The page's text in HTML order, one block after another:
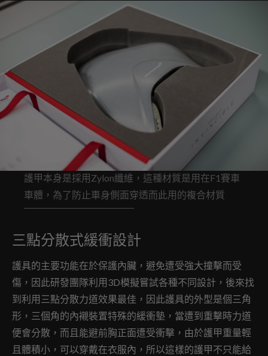
護甲本身是採用Zylon纖維，這種材質是用在F1賽車
車體，為了防止車身側面穿透而此用的複合材質
三點分散式緩衝設計
護具的主要功能在於保護內臟，避免遭受強大撞擊而受
傷，因此研發團隊利用3D模擬嘗試各種不同設計，後來找
到利用三點分散力道效果最佳，因此護具的外型是個三角
形，三個角的內襯裝置特殊的緩衝墊，當遭到重擊時力道
便會分散，而且能避前胸正面遭受衝擊，由於護甲重量輕
且體積小，可以穿戴在衣服內，所以這樣的護甲不只能給